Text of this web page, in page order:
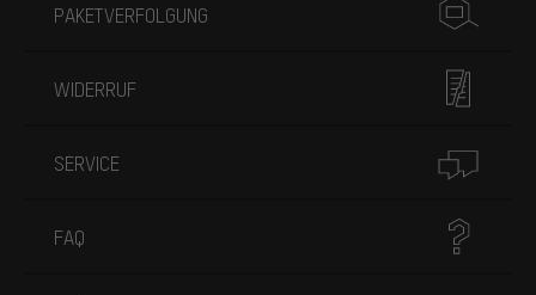
PAKETVERFOLGUNG
WIDERRUF
SERVICE
FAQ